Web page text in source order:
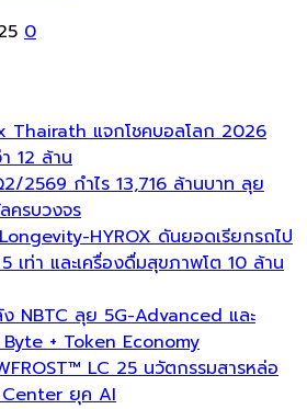
0
Thairath แจกโชคบอลโลก 2026
12 ล้าน
2569 กำไร 13,716 ล้านบาท ลุย
ครบวงจร
HYROX ดันยอดเรียกรถไป
เท่า และเครื่องดื่มสุขภาพโต 10 ล้าน
NBTC ลุย 5G-Advanced และ
+ Token Economy
LC 25 นวัตกรรมสารหล่อ
Center ยุค AI